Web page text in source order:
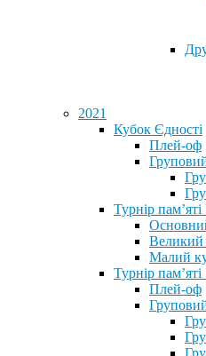
2021
Кубок Єдності
Плей-оф
Турнір
Великий
Малий
Турнір
Плей-оф